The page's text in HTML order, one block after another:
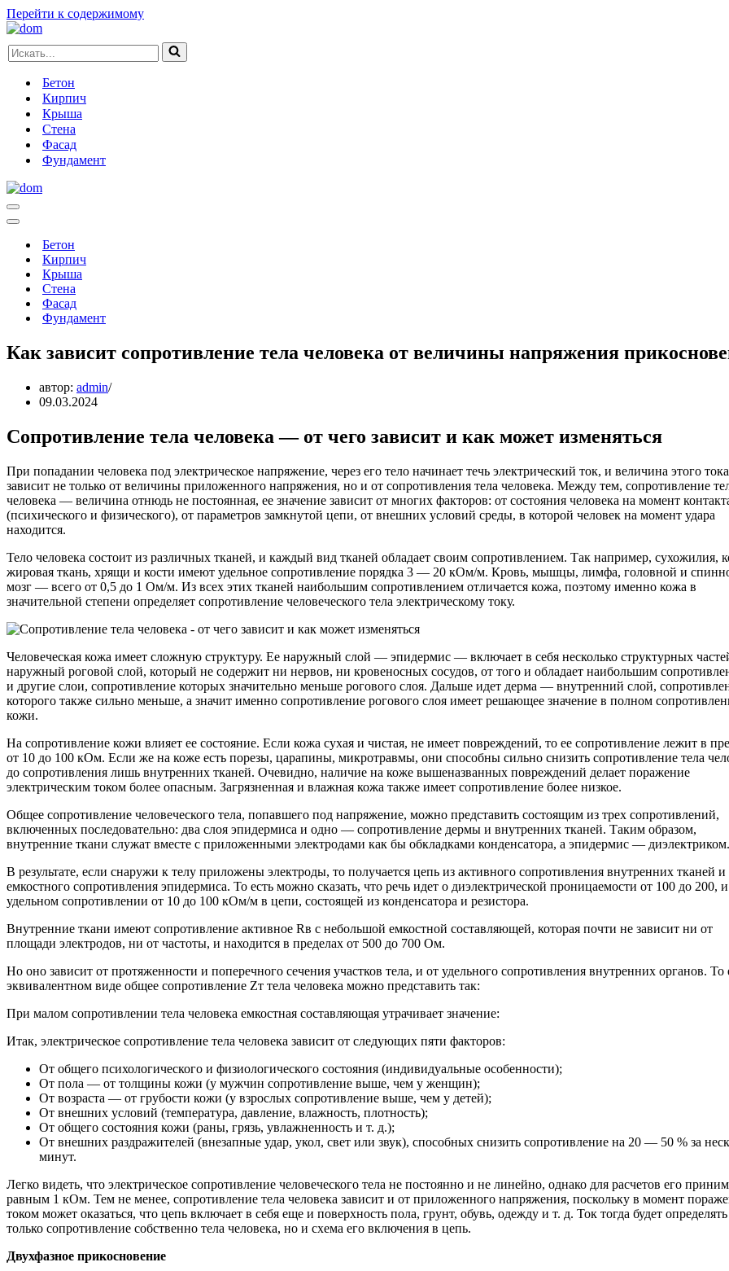
Перейти к содержимому
Искать...
Бетон
Кирпич
Крыша
Стена
Фасад
Фундамент
Меню
навигации
Меню
навигацииБетон
Кирпич
Крыша
Стена
Фасад
Фундамент
Как зависит сопротивление тела человека от величины напряжения
автор: admin
09.03.2024
Сопротивление тела человека — от чего зависит и как может изменяться
При попадании человека под электрическое напряжение, через его тело начинает течь электрический ток, и величина этого тока
зависит не только от величины приложенного напряжения, но и от сопротивления тела человека. Между тем, сопротивление
человека — величина отнюдь не постоянная, ее значение зависит от многих факторов: от состояния человека на момент
(психического и физического), от параметров замкнутой цепи, от внешних условий среды, в которой человек на момент удара
находится.
Тело человека состоит из различных тканей, и каждый вид тканей обладает своим сопротивлением. Так например, сухожилия,
жировая ткань, хрящи и кости имеют удельное сопротивление порядка 3 — 20 кОм/м. Кровь, мышцы, лимфа, головной и
мозг — всего от 0,5 до 1 Ом/м. Из всех этих тканей наибольшим сопротивлением отличается кожа, поэтому именно кожа в
значительной степени определяет сопротивление человеческого тела электрическому току.
Человеческая кожа имеет сложную структуру. Ее наружный слой — эпидермис — включает в себя несколько структурных
наружный роговой слой, который не содержит ни нервов, ни кровеносных сосудов, от того и обладает наибольшим
и другие слои, сопротивление которых значительно меньше рогового слоя. Дальше идет дерма — внутренний слой,
которого также сильно меньше, а значит именно сопротивление рогового слоя имеет решающее значение в полном
кожи.
На сопротивление кожи влияет ее состояние. Если кожа сухая и чистая, не имеет повреждений, то ее сопротивление лежит в
от 10 до 100 кОм. Если же на коже есть порезы, царапины, микротравмы, они способны сильно снизить сопротивление тела
до сопротивления лишь внутренних тканей. Очевидно, наличие на коже вышеназванных повреждений делает поражение
электрическим током более опасным. Загрязненная и влажная кожа также имеет сопротивление более низкое.
Общее сопротивление человеческого тела, попавшего под напряжение, можно представить состоящим из трех сопротивлений,
включенных последовательно: два слоя эпидермиса и одно — сопротивление дермы и внутренних тканей. Таким образом,
внутренние ткани служат вместе с приложенными электродами как бы обкладками конденсатора, а эпидермис — диэлектриком.
В результате, если снаружи к телу приложены электроды, то получается цепь из активного сопротивления внутренних тканей
емкостного сопротивления эпидермиса. То есть можно сказать, что речь идет о диэлектрической проницаемости от 100 до 200,
удельном сопротивлении от 10 до 100 кОм/м в цепи, состоящей из конденсатора и резистора.
Внутренние ткани имеют сопротивление активное Rв с небольшой емкостной составляющей, которая почти не зависит ни от
площади электродов, ни от частоты, и находится в пределах от 500 до 700 Ом.
Но оно зависит от протяженности и поперечного сечения участков тела, и от удельного сопротивления внутренних органов. То
эквивалентном виде общее сопротивление Zт тела человека можно представить так:
При малом сопротивлении тела человека емкостная составляющая утрачивает значение:
Итак, электрическое сопротивление тела человека зависит от следующих пяти факторов:
От общего психологического и физиологического состояния (индивидуальные особенности);
От пола — от толщины кожи (у мужчин сопротивление выше, чем у женщин);
От возраста — от грубости кожи (у взрослых сопротивление выше, чем у детей);
От внешних условий (температура, давление, влажность, плотность);
От общего состояния кожи (раны, грязь, увлажненность и т. д.);
От внешних раздражителей (внезапные удар, укол, свет или звук), способных снизить сопротивление на 20 — 50 % за
минут.
Легко видеть, что электрическое сопротивление человеческого тела не постоянно и не линейно, однако для расчетов его
равным 1 кОм. Тем не менее, сопротивление тела человека зависит и от приложенного напряжения, поскольку в момент
током может оказаться, что цепь включает в себя еще и поверхность пола, грунт, обувь, одежду и т. д. Ток тогда будет
только сопротивление собственно тела человека, но и схема его включения в цепь.
Двухфазное прикосновение